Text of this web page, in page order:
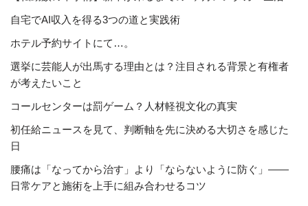
自宅でAI収入を得る3つの道と実践術
ホテル予約サイトにて…。
選挙に芸能人が出馬する理由とは？注目される背景と有権者
が考えたいこと
コールセンターは罰ゲーム？人材軽視文化の真実
初任給ニュースを見て、判断軸を先に決める大切さを感じた
日
腰痛は「なってから治す」より「ならないように防ぐ」――
日常ケアと施術を上手に組み合わせるコツ